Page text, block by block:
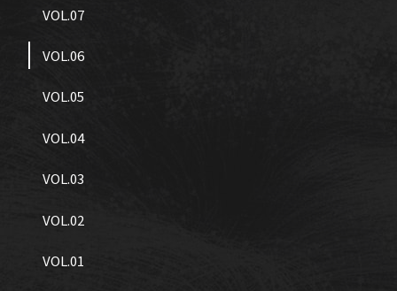
VOL.07
VOL.06
VOL.05
VOL.04
VOL.03
VOL.02
VOL.01